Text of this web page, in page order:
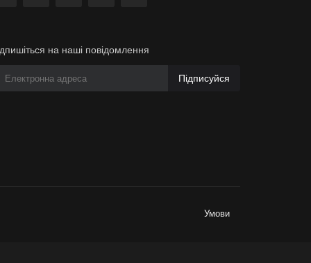
на наші повідомлення
Підписуйся
Умови